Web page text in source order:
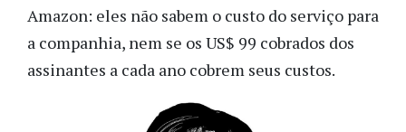
Amazon: eles não sabem o custo do serviço para
a companhia, nem se os US$ 99 cobrados dos
assinantes a cada ano cobrem seus custos.